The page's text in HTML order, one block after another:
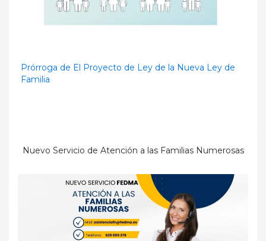
Prórroga de El Proyecto de Ley de la Nueva Ley de
Familia
Nuevo Servicio de Atención a las Familias Numerosas